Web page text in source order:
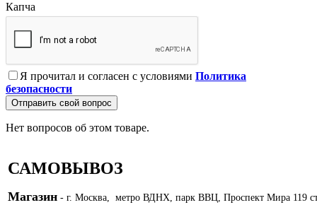
Капча
Я прочитал и согласен с условиями Политика
безопасности
Отправить свой вопрос
Нет вопросов об этом товаре.
САМОВЫВОЗ
Магазин - г. Москва, метро ВДНХ, парк ВВЦ, Проспект Мира 119